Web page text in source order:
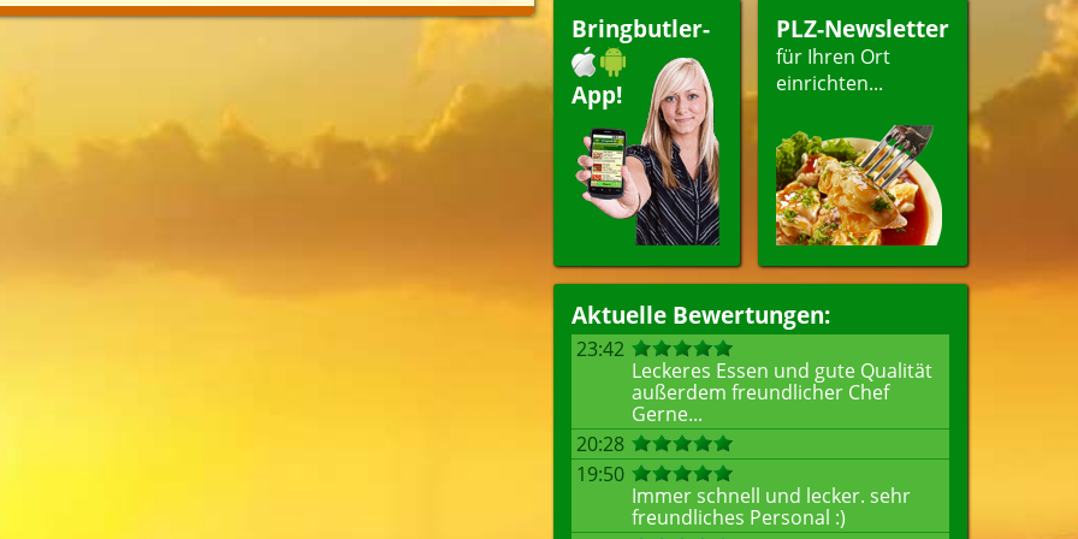
Bringbutler-
App!
PLZ-Newsletter
für Ihren Ort
einrichten...
Aktuelle Bewertungen:
23:42
Leckeres Essen und gute Qualität
außerdem freundlicher Chef
Gerne...
20:28
19:50
Immer schnell und lecker. sehr
freundliches Personal :)